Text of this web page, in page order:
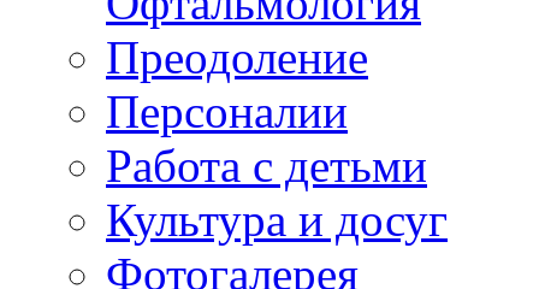
Офтальмология
Преодоление
Персоналии
Работа с детьми
Культура и досуг